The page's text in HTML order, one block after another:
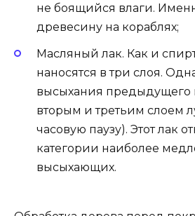
не боящийся влаги.
древесину на кораблях;
Масляный лак. Как и
наносятся в три слоя.
высыхания предыдущего
вторым и третьим слоем
часовую паузу). Этот лак
категории наиболее
высыхающих.